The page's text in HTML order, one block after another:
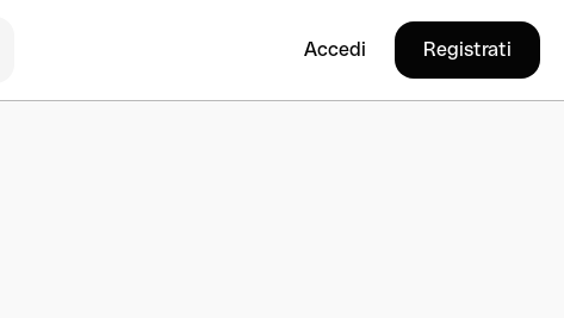
Accedi Registrati